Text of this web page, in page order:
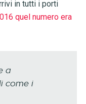
in tutti i porti
quel numero era
a
come i